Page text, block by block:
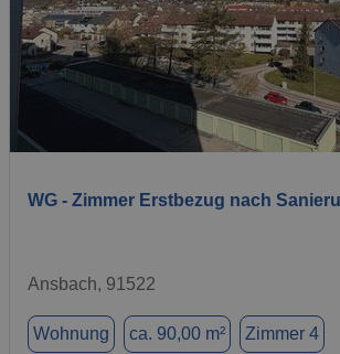
WG - Zimmer Erstbezug nach
Ansbach, 91522
Wohnung ca. 90,00 m² Zimmer 4